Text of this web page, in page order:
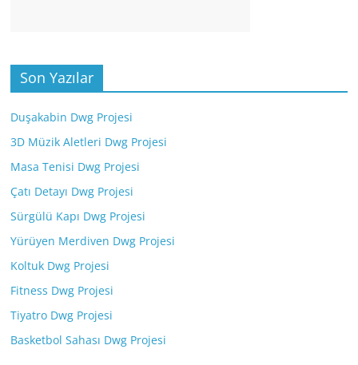
Son Yazılar
Duşakabin Dwg Projesi
3D Müzik Aletleri Dwg Projesi
Masa Tenisi Dwg Projesi
Çatı Detayı Dwg Projesi
Sürgülü Kapı Dwg Projesi
Yürüyen Merdiven Dwg Projesi
Koltuk Dwg Projesi
Fitness Dwg Projesi
Tiyatro Dwg Projesi
Basketbol Sahası Dwg Projesi